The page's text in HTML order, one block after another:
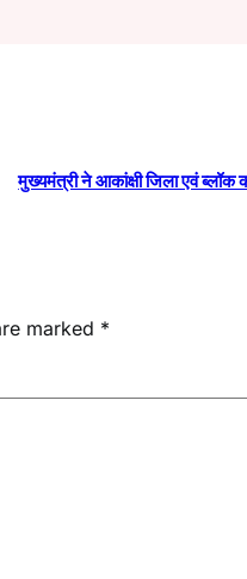
मुख्यमंत्री ने आकांक्षी जिला एवं ब्लॉक
marked *